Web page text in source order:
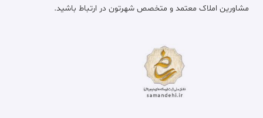
مشاورین املاک معتمد و متخصص شهرتون در ارتباط باشید.